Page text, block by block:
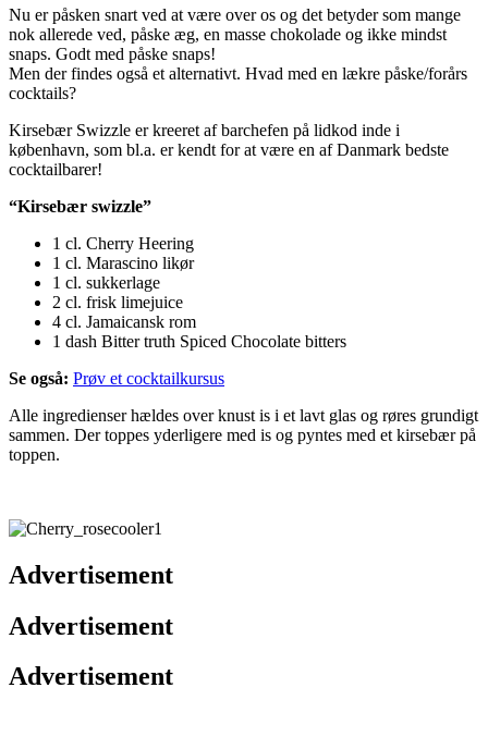
Nu er påsken snart ved at være over os og det betyder som mange
nok allerede ved, påske æg, en masse chokolade og ikke mindst
snaps. Godt med påske snaps!
Men der findes også et alternativt. Hvad med en lækre påske/forårs
cocktails?
Kirsebær Swizzle er kreeret af barchefen på lidkod inde i
københavn, som bl.a. er kendt for at være en af Danmark bedste
cocktailbarer!
“Kirsebær swizzle”
1 cl. Cherry Heering
1 cl. Marascino likør
1 cl. sukkerlage
2 cl. frisk limejuice
4 cl. Jamaicansk rom
1 dash Bitter truth Spiced Chocolate bitters
Se også: Prøv et cocktailkursus
Alle ingredienser hældes over knust is i et lavt glas og røres grundigt
sammen. Der toppes yderligere med is og pyntes med et kirsebær på
toppen.
Advertisement
Advertisement
Advertisement